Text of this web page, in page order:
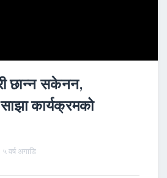
छान्न सकेनन,
कार्यक्रमको
५ वर्ष अगाडि